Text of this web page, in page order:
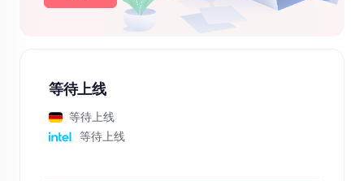
等待上线
等待上线
等待上线